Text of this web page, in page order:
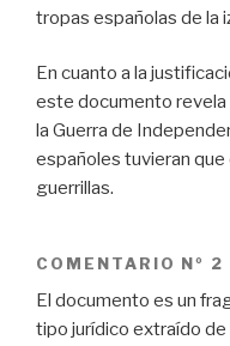
tropas españolas de la
En cuanto a la
este documento revela
la Guerra de
españoles tuvieran
guerrillas.
COMENTARIO Nº 2
El documento es un
tipo jurídico extraído